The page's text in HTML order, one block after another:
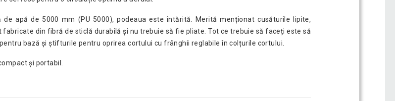
apă de 5000 mm (PU 5000), podeaua este întărită. Merită menționat cusăturile lipite,
din fibră de sticlă durabilă și nu trebuie să fie pliate. Tot ce trebuie să faceți este să
bază și știfturile pentru oprirea cortului cu frânghii reglabile în colțurile cortului.
și portabil.